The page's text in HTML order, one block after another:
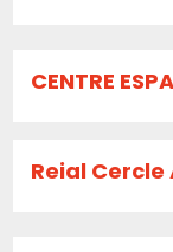
CENTRE
Reial